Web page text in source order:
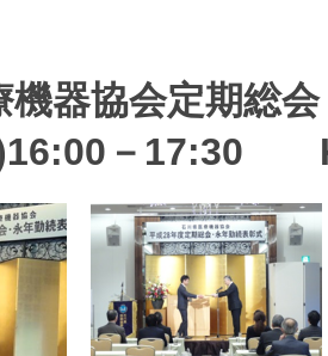
機器協会定期総
)16:00－17:30